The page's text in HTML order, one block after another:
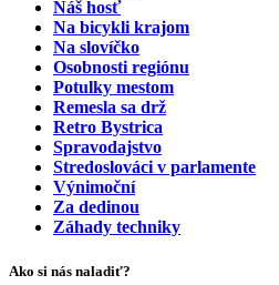
Náš hosť
Na bicykli krajom
Na slovíčko
Osobnosti regiónu
Potulky mestom
Remesla sa drž
Retro Bystrica
Spravodajstvo
Stredoslováci v parlamente
Výnimoční
Za dedinou
Záhady techniky
Ako si nás naladiť?